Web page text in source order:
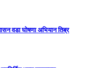
वडा घोषणा अभियान तिब्र